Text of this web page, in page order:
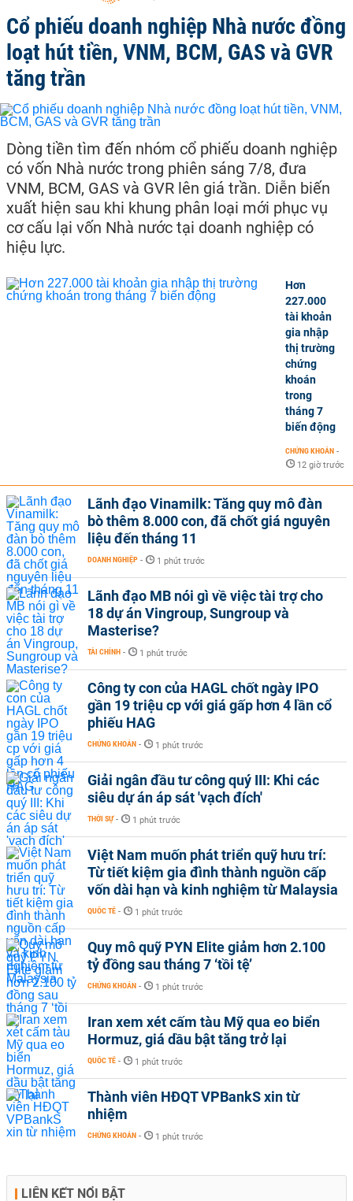
Cổ phiếu doanh nghiệp Nhà nước đồng
loạt hút tiền, VNM, BCM, GAS và GVR
tăng trần
Dòng tiền tìm đến nhóm cổ phiếu doanh nghiệp
có vốn Nhà nước trong phiên sáng 7/8, đưa
VNM, BCM, GAS và GVR lên giá trần. Diễn biến
xuất hiện sau khi khung phân loại mới phục vụ
cơ cấu lại vốn Nhà nước tại doanh nghiệp có
hiệu lực.
Hơn
227.000
tài khoản
gia nhập
thị trường
chứng
khoán
trong
tháng 7
biến động
CHỨNG KHOÁN -
12 giờ trước
Lãnh đạo Vinamilk: Tăng quy mô đàn
bò thêm 8.000 con, đã chốt giá nguyên
liệu đến tháng 11
DOANH NGHIỆP - 1 phút trước
Lãnh đạo MB nói gì về việc tài trợ cho
18 dự án Vingroup, Sungroup và
Masterise?
TÀI CHÍNH - 1 phút trước
Công ty con của HAGL chốt ngày IPO
gần 19 triệu cp với giá gấp hơn 4 lần cổ
phiếu HAG
CHỨNG KHOÁN - 1 phút trước
Giải ngân đầu tư công quý III: Khi các
siêu dự án áp sát 'vạch đích'
THỜI SỰ - 1 phút trước
Việt Nam muốn phát triển quỹ hưu trí:
Từ tiết kiệm gia đình thành nguồn cấp
vốn dài hạn và kinh nghiệm từ Malaysia
QUỐC TẾ - 1 phút trước
Quy mô quỹ PYN Elite giảm hơn 2.100
tỷ đồng sau tháng 7 ‘tồi tệ’
CHỨNG KHOÁN - 1 phút trước
Iran xem xét cấm tàu Mỹ qua eo biển
Hormuz, giá dầu bật tăng trở lại
QUỐC TẾ - 1 phút trước
Thành viên HĐQT VPBankS xin từ
nhiệm
CHỨNG KHOÁN - 1 phút trước
LIÊN KẾT NỔI BẬT